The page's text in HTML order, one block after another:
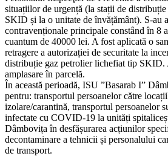
situațiilor de urgență (la stații de
SKID și la o unitate de învățământ). S-au
contravenționale principale constând în 8
cuantum de 40000 lei. A fost aplicată o
retragere a autorizației de securitate la
distribuție gaz petrolier lichefiat tip SKID.
amplasare în parcelă.
În această perioadă, ISU ”Basarab I”
pentru: transportul persoanelor către
izolare/carantină, transportul persoanelor
infectate cu COVID-19 la unități
Dâmbovița în desfășurarea acțiunilor
decontaminare a tehnicii și personalului
de transport.